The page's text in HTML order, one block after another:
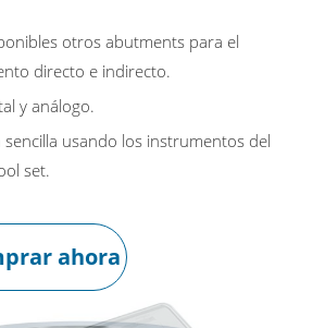
otros abutments para el
directo e indirecto.
y análogo.
sencilla usando los instrumentos del
set.
ahora